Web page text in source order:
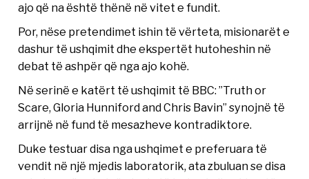
ajo që na është thënë në vitet e fundit.
Por, nëse pretendimet ishin të vërteta, misionarët e
dashur të ushqimit dhe ekspertët hutoheshin në
debat të ashpër që nga ajo kohë.
Në serinë e katërt të ushqimit të BBC: ”Truth or
Scare, Gloria Hunniford and Chris Bavin” synojnë të
arrijnë në fund të mesazheve kontradiktore.
Duke testuar disa nga ushqimet e preferuara të
vendit në një mjedis laboratorik, ata zbuluan se disa